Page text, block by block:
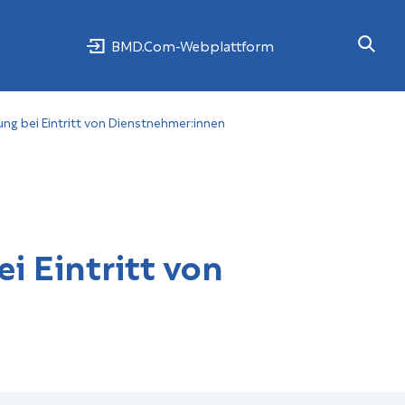
BMD.Com-Webplattform
bei Eintritt von Dienstnehmer:innen
Eintritt von